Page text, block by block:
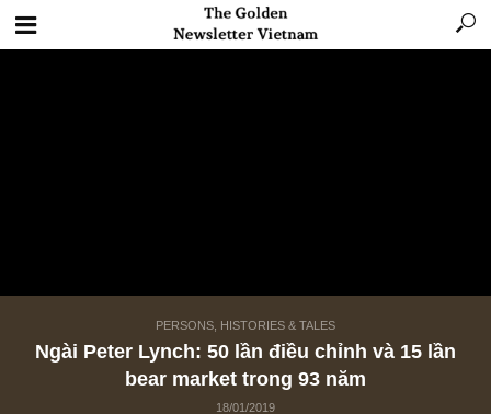
PERSONS, HISTORIES & TALES
Ngài Peter Lynch: 50 lần điều chỉnh và 15